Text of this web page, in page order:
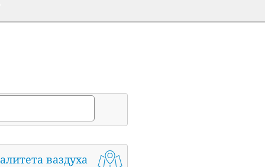
ваздуха